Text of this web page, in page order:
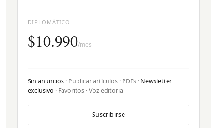
DIPLOMÁTICO
$10.990/mes
Sin anuncios · Publicar artículos · PDFs · Newsletter
exclusivo · Favoritos · Voz editorial
Suscribirse